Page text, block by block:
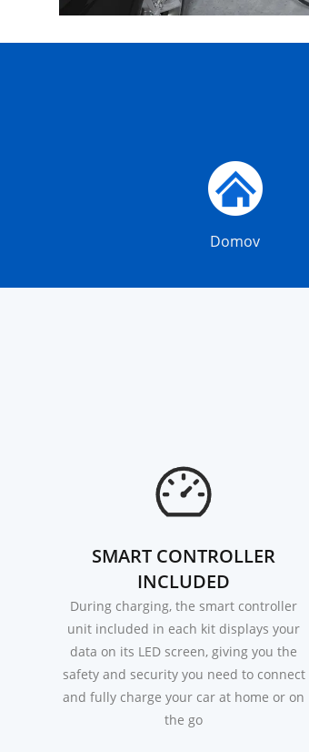
Domov
SMART CONTROLLER
INCLUDED
During charging, the smart controller
unit included in each kit displays your
data on its LED screen, giving you the
safety and security you need to connect
and fully charge your car at home or on
the go